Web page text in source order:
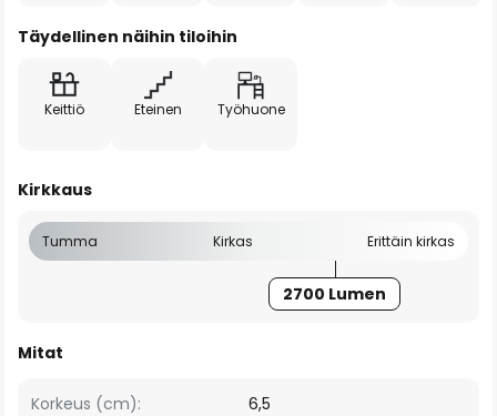
Täydellinen näihin tiloihin
Keittiö Eteinen Työhuone
Kirkkaus
Tumma Kirkas Erittäin kirkas
2700 Lumen
Mitat
Korkeus (cm):
6,5